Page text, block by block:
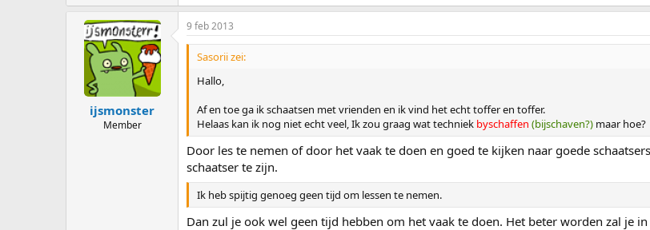
ijsmonster
Member
9 feb 2013
Sasorii zei:
Hallo,
Af en toe ga ik schaatsen met vrienden en ik vind het echt toffer en toffer.
Helaas kan ik nog niet echt veel, Ik zou graag wat techniek byschaffen (bijschaven?) maar hoe?
Door les te nemen of door het vaak te doen en goed te kijken naar goede
schaatser te zijn.
Ik heb spijtig genoeg geen tijd om lessen te nemen.
Dan zul je ook wel geen tijd hebben om het vaak te doen. Het beter worden zal je